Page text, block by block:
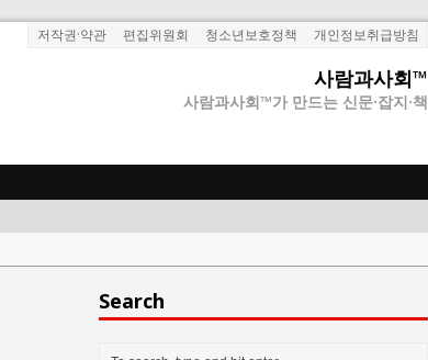
저작권·약관 편집위원회 청소년보호정책 개인정보취급방침
사람과사회™
사람과사회™가 만드는 신문·잡지·책
?
Search